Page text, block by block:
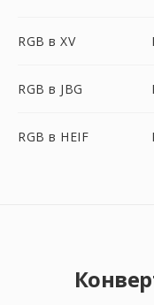
RGB в XV
RGB в JBG
RGB в HEIF